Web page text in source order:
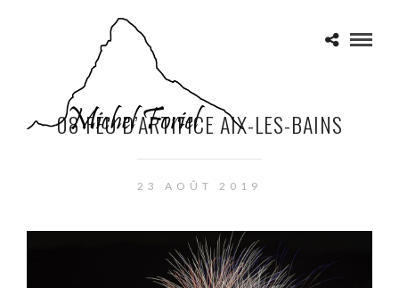
08 FEU D’ARTIFICE AIX-LES-BAINS
23 AOÛT 2019